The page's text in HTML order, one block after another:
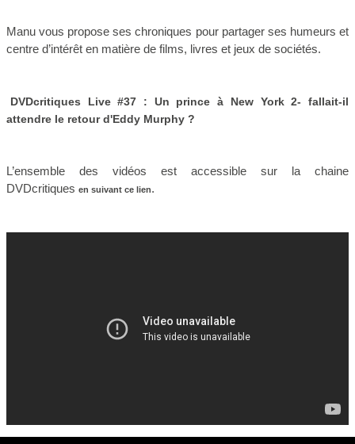
Manu vous propose ses chroniques pour partager ses humeurs et
centre d’intérêt en matière de films, livres et jeux de sociétés.
DVDcritiques Live #37 : Un prince à New York 2- fallait-il
attendre le retour d'Eddy Murphy ?
L’ensemble des vidéos est accessible sur la chaine
DVDcritiques en suivant ce lien.